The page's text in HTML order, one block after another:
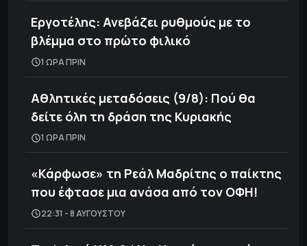
Εργοτέλης: Ανεβάζει ρυθμούς με το
βλέμμα στο πρώτο φιλικό
1 ΩΡΑ ΠΡΙΝ
Αθλητικές μεταδόσεις (9/8): Πού θα
δείτε όλη τη δράση της Κυριακής
1 ΩΡΑ ΠΡΙΝ
«Κάρφωσε» τη Ρεάλ Μαδρίτης ο παίκτης
που έφτασε μια ανάσα από τον ΟΦΗ!
22:31 - 8 ΑΥΓΟΎΣΤΟΥ